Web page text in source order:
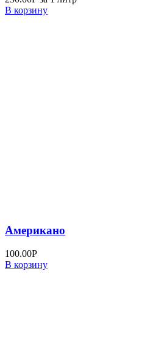
В корзину
Американо
100.00Р
В корзину